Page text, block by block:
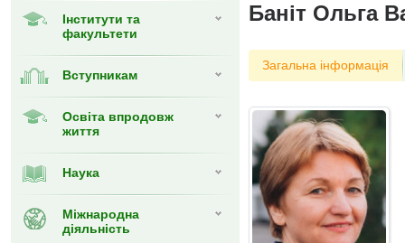
Інститути та
факультети
Вступникам
Освіта впродовж
життя
Наука
Міжнародна
діяльність
Баніт Ольга
Загальна інформація